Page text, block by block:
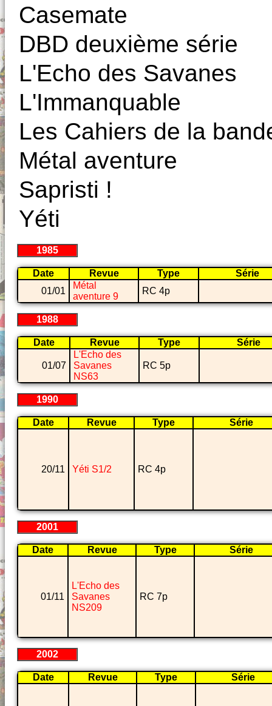
Casemate
DBD deuxième série
L'Echo des Savanes
L'Immanquable
Les Cahiers de la
Métal aventure
Sapristi !
Yéti
1985
Date Revue Type
Série
01/01
Métal
aventure 9
RC 4p
1988
Date Revue Type Série
01/07
L'Echo des
Savanes
NS63
RC 5p
1990
Date Revue Type Série
20/11 Yéti S1/2 RC 4p
2001
Date Revue Type Série
01/11
L'Echo des
Savanes
NS209
RC 7p
2002
Date Revue Type Série